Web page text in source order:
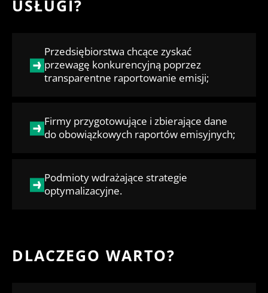
USŁUGI?
Przedsiębiorstwa chcące zyskać
przewagę konkurencyjną poprzez
transparentne raportowanie emisji;
Firmy przygotowujące i zbierające dane
do obowiązkowych raportów emisyjnych;
Podmioty wdrażające strategie
optymalizacyjne.
DLACZEGO WARTO?